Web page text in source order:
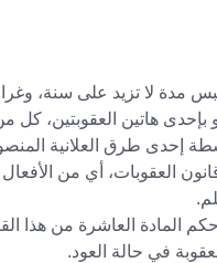
مدة لا تزيد على سنة،
بإحدى هاتين العقوبتين،
إحدى طرق العلانية
في حالة العود.